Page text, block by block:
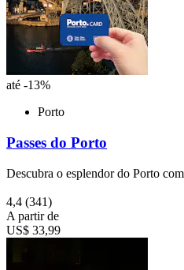
até -13%
Porto
Passes do Porto
Descubra o esplendor do Porto
4,4 (341)
A partir de
US$ 33,99